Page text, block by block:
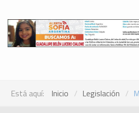
Está aquí: Inicio Legislación